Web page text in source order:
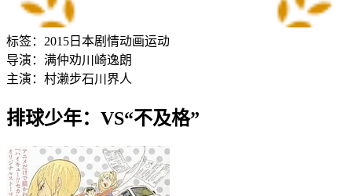
标签： 2015 日本剧情动画运动
导演： 满仲劝川崎逸朗
主演： 村濑步石川界人
排球少年：VS“不及格”